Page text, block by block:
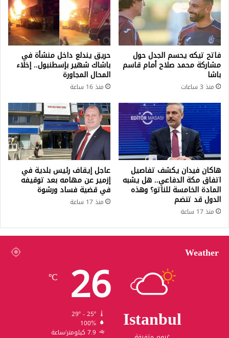
فاتح تيكه يحسم الجدل حول
مشاركة محمد صلاح أمام قاسم
باشا
منذ 3 ساعات
حريق يندلع داخل منشأة في
باشاك شهير بإسطنبول.. إخلاء
المحال المجاورة
منذ 16 ساعة
هاكان فيدان يكشف تفاصيل
اتفاق مكة الدفاعي.. هل يشبه
المادة الخامسة للناتو؟ وهذه
الدول قد تنضم
منذ 17 ساعة
عاجل إيقاف رئيس بلدية في
إزمير عن مهامه بعد توقيفه
في قضية فساد ورشوة
منذ 17 ساعة
Weather
Istanbul
26
℃
29º - 25º
100%
7.9 كيلومتر/ساعة